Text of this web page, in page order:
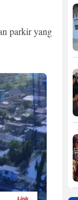
parkir yang